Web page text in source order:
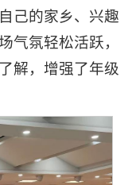
己的家乡、兴趣
气氛轻松活跃，
解，增强了年级